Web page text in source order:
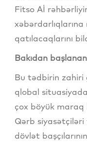
Fitso Aİ
qatılacaqlarını
Bakıdan başlanan
Bu tədbirin zahiri
qlobal
çox böyük maraq
Qərb
dövlət